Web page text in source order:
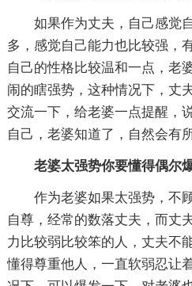
如果作为丈夫，自己感觉
多，感觉自己能力也比较强，
自己的性格比较温和一点，老
闹的瞎强势，这种情况下，丈
交流一下，给老婆一点提醒，
自己，老婆知道了，自然会有
老婆太强势你要懂得偶尔
作为老婆如果太强势，不
自尊，经常的数落丈夫，而丈
力比较弱比较笨的人，丈夫不
懂得尊重他人，一直软弱忍让